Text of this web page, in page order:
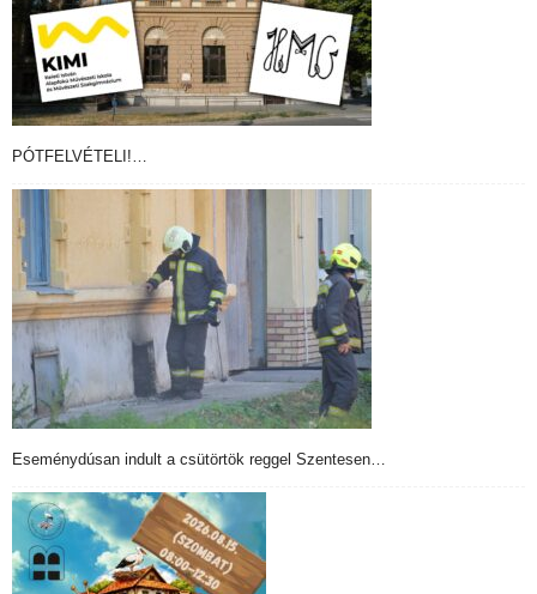
PÓTFELVÉTELI!…
Eseménydúsan indult a csütörtök reggel Szentesen…